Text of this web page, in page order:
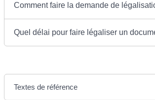
Comment faire la demande de
Quel délai pour faire légaliser un
Textes de référence